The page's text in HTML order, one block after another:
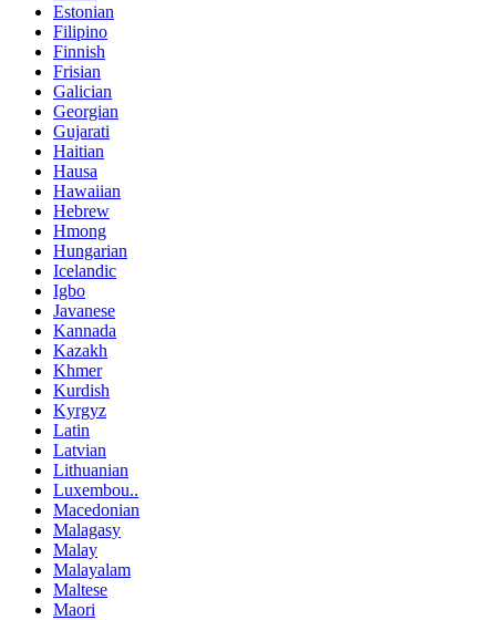
Estonian
Filipino
Finnish
Frisian
Galician
Georgian
Gujarati
Haitian
Hausa
Hawaiian
Hebrew
Hmong
Hungarian
Icelandic
Igbo
Javanese
Kannada
Kazakh
Khmer
Kurdish
Kyrgyz
Latin
Latvian
Lithuanian
Luxembou..
Macedonian
Malagasy
Malay
Malayalam
Maltese
Maori